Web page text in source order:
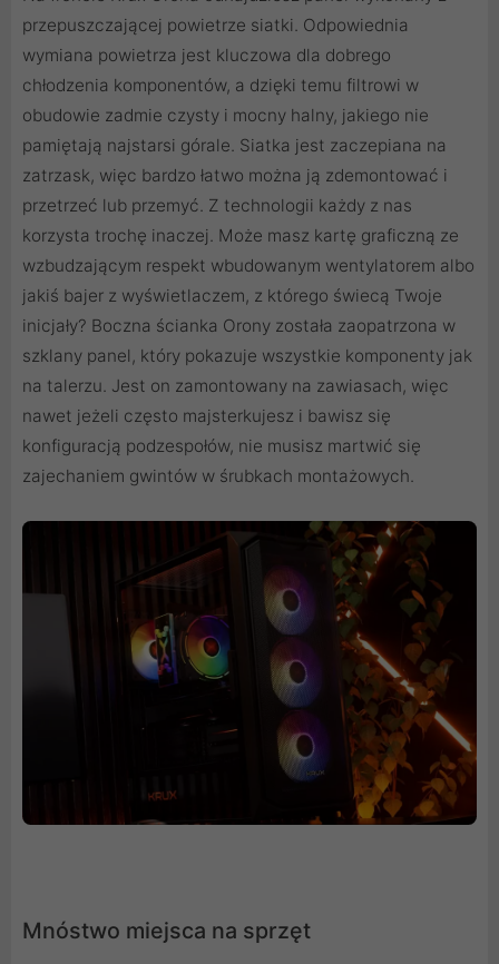
przepuszczającej powietrze siatki. Odpowiednia
wymiana powietrza jest kluczowa dla dobrego
chłodzenia komponentów, a dzięki temu filtrowi w
obudowie zadmie czysty i mocny halny, jakiego nie
pamiętają najstarsi górale. Siatka jest zaczepiana na
zatrzask, więc bardzo łatwo można ją zdemontować i
przetrzeć lub przemyć. Z technologii każdy z nas
korzysta trochę inaczej. Może masz kartę graficzną ze
wzbudzającym respekt wbudowanym wentylatorem albo
jakiś bajer z wyświetlaczem, z którego świecą Twoje
inicjały? Boczna ścianka Orony została zaopatrzona w
szklany panel, który pokazuje wszystkie komponenty jak
na talerzu. Jest on zamontowany na zawiasach, więc
nawet jeżeli często majsterkujesz i bawisz się
konfiguracją podzespołów, nie musisz martwić się
zajechaniem gwintów w śrubkach montażowych.
Mnóstwo miejsca na sprzęt